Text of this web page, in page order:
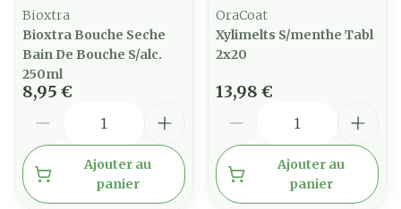
Bioxtra
Bioxtra Bouche Seche
Bain De Bouche S/alc.
250ml
8,95 €
Ajouter au
panier
OraCoat
Xylimelts S/menthe Tabl
2x20
13,98 €
Ajouter au
panier